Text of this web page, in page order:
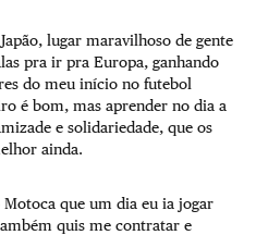
lugar maravilhoso de gente
pra ir pra Europa, ganhando
do meu início no futebol
é bom, mas aprender no dia a
e solidariedade, que os
ainda.
que um dia eu ia jogar
quis me contratar e